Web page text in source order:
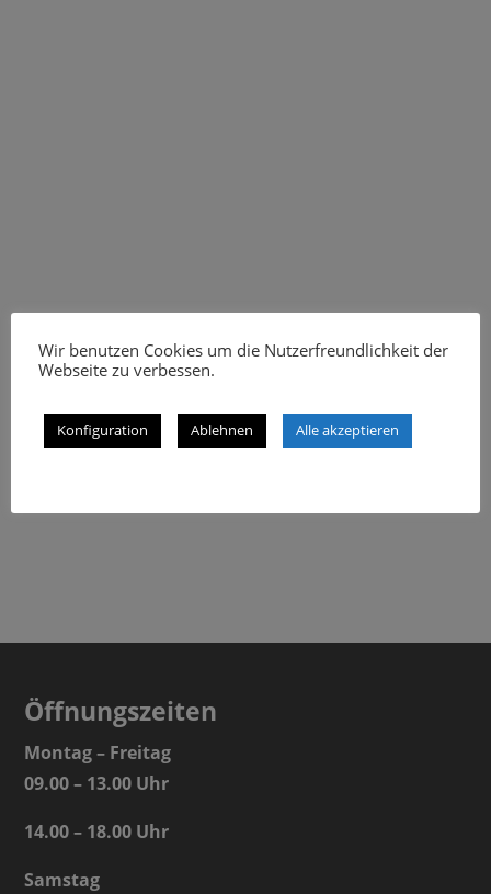
Öffnungszeiten
Montag – Freitag
09.00 – 13.00 Uhr
14.00 – 18.00 Uhr
Samstag
Wir benutzen Cookies um die Nutzerfreundlichkeit der
Webseite zu verbessen.
Konfiguration Ablehnen Alle akzeptieren